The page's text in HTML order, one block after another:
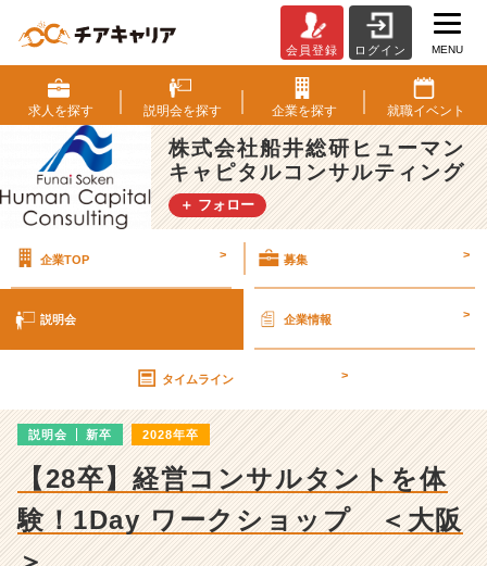
式
会
社
船
井
総
研
ー
キ
ャ
タ
ル
コ
ン
サ
ル
会員登録 ログイン MENU
求人を探す 説明会を探す 企業を探す 就職イベント
株式会社船井総研ヒューマン
キャピタルコンサルティング
＋ フォロー
企業TOP > 募集 >
説明会 企業情報 >
タイムライン >
説明会 新卒 2028年卒
【28卒】経営コンサルタントを体
験！1Day ワークショップ ＜大阪